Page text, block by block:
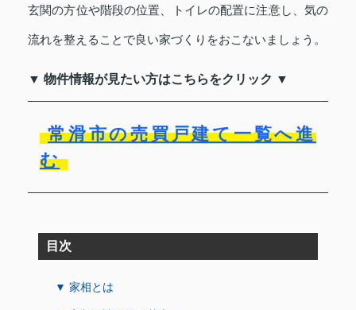
玄関の方位や階段の位置、トイレの配置に注意し、気の
流れを整えることで良い家づくりをおこないましょう。
▼ 物件情報が見たい方はこちらをクリック ▼
常滑市の売買戸建て一覧へ進
む
目次
▼ 家相とは